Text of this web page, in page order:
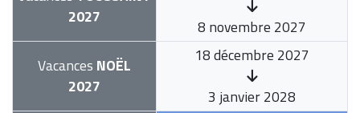
2027
8 novembre 2027
Vacances NOËL
2027
18 décembre 2027
3 janvier 2028